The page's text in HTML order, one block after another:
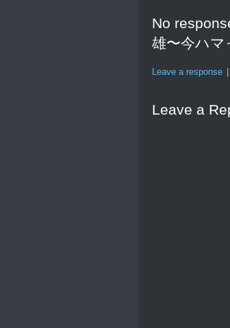
No
雄〜今ハマ
Leave a response
Leave a